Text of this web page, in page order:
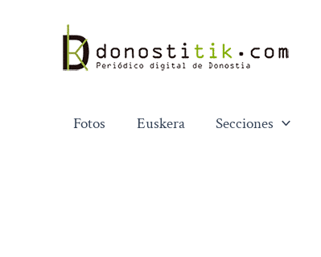
contenido
Fotos Euskera Secciones